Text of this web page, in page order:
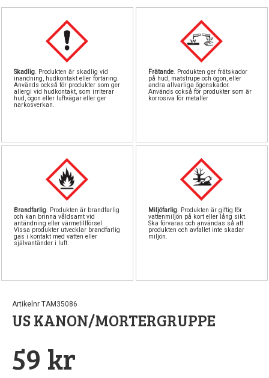
Byggnålar
North Eastern
Rostfritt
Berg
Storage
GreenStuff
Stenciler
Tillbehör
Pipetter & sprutor
Airbrush
Lödning
Skärmattor
Övriga tillbehör
Skadlig . Produkten är skadlig vid
inandning, hudkontakt eller förtäring.
Används också för produkter som ger
allergi vid hudkontakt, som irriterar
hud, ögon eller luftvägar eller ger
narkosverkan.
Frätande . Produkten ger frätskador
på hud, matstrupe och ögon, eller
andra allvarliga ögonskador.
Används också för produkter som är
korrosiva för metaller
Brandfarlig . Produkten är brandfarlig
och kan brinna våldsamt vid
antändning eller värmetillförsel.
Vissa produkter utvecklar brandfarlig
gas i kontakt med vatten eller
självantänder i luft.
Miljöfarlig . Produkten är giftig för
vattenmiljön på kort eller lång sikt.
Ska förvaras och användas så att
produkten och avfallet inte skadar
miljön.
Artikelnr TAM35086
US KANON/MORTERGRUPPE
59 kr